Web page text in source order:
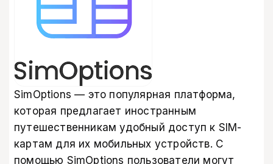
SimOptions — это популярная платформа,
которая предлагает иностранным
путешественникам удобный доступ к SIM-
картам для их мобильных устройств. С
помощью SimOptions пользователи могут